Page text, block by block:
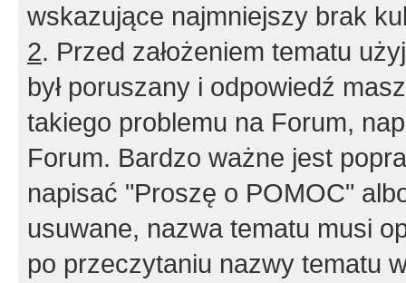
wskazujące najmniejszy brak
2. Przed założeniem tematu
był poruszany i odpowiedź
takiego problemu na Forum,
Forum. Bardzo ważne jest
napisać "Proszę o POMOC"
usuwane, nazwa tematu musi
po przeczytaniu nazwy tematu